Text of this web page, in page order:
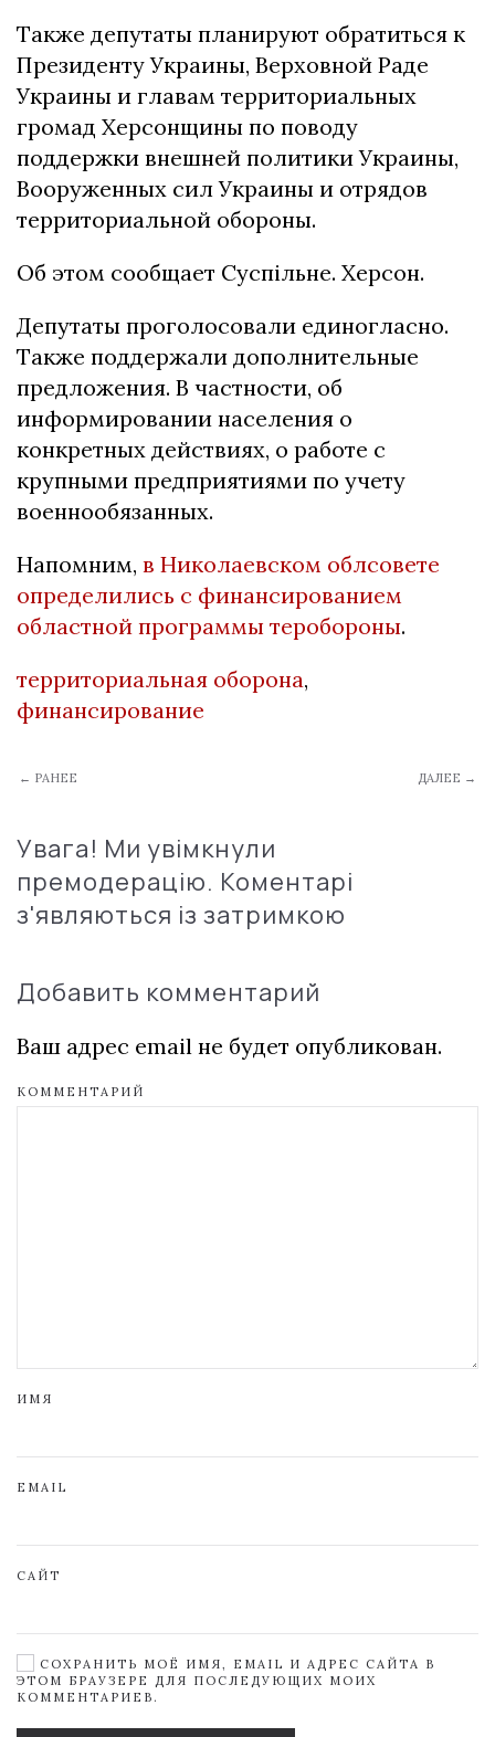
Также депутаты планируют обратиться к
Президенту Украины, Верховной Раде
Украины и главам территориальных
громад Херсонщины по поводу
поддержки внешней политики Украины,
Вооруженных сил Украины и отрядов
территориальной обороны.
Об этом сообщает Суспільне. Херсон.
Депутаты проголосовали единогласно.
Также поддержали дополнительные
предложения. В частности, об
информировании населения о
конкретных действиях, о работе с
крупными предприятиями по учету
военнообязанных.
Напомним, в Николаевском облсовете
определились с финансированием
областной программы теробороны.
территориальная оборона,
финансирование
← РАНЕЕ ДАЛЕЕ →
Увага! Ми увімкнули
премодерацію. Коментарі
з'являються із затримкою
Добавить комментарий
Ваш адрес email не будет опубликован.
КОММЕНТАРИЙ
ИМЯ
EMAIL
САЙТ
СОХРАНИТЬ МОЁ ИМЯ, EMAIL И АДРЕС САЙТА В
ЭТОМ БРАУЗЕРЕ ДЛЯ ПОСЛЕДУЮЩИХ МОИХ
КОММЕНТАРИЕВ.